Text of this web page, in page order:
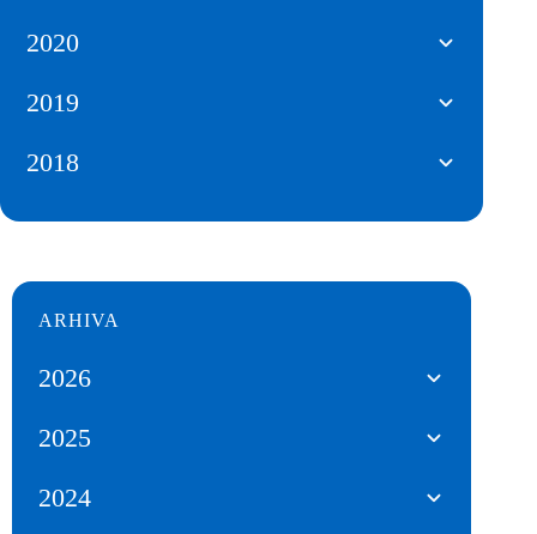
2020
2019
2018
ARHIVA
2026
2025
2024